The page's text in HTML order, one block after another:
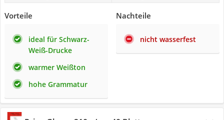
Vorteile
ideal für Schwarz-
Weiß-Drucke
warmer Weißton
hohe Grammatur
Nachteile
nicht wasserfest